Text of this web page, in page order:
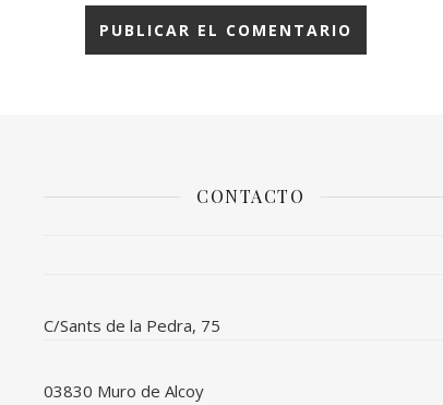
CONTACTO
C/Sants de la Pedra, 75
03830 Muro de Alcoy